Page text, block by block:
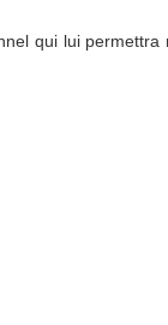
qui lui permettra